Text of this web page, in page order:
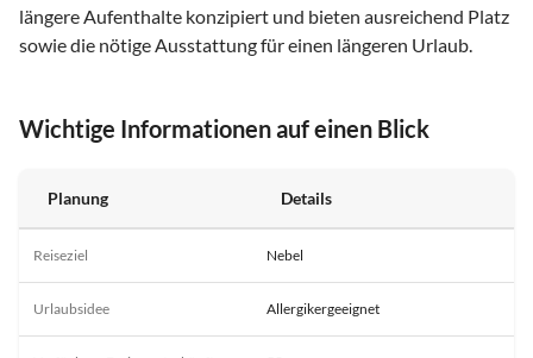
längere Aufenthalte konzipiert und bieten ausreichend Platz
sowie die nötige Ausstattung für einen längeren Urlaub.
Wichtige Informationen auf einen Blick
Planung Details
Reiseziel Nebel
Urlaubsidee Allergikergeeignet